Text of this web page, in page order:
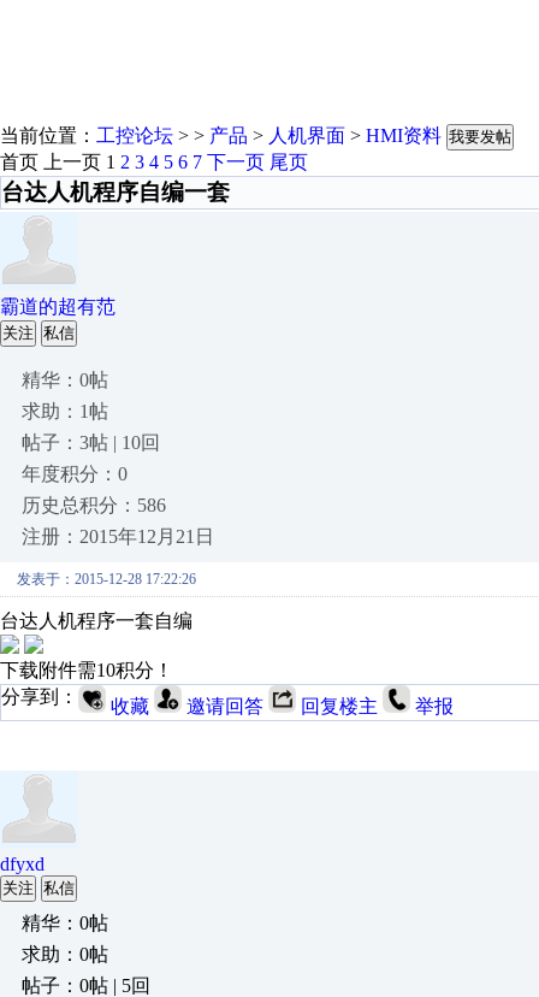
当前位置： 工控论坛 > > 产品 > 人机界面 > HMI资料 我要发帖
首页 上一页 1 2 3 4 5 6 7 下一页 尾页
台达人机程序自编一套
霸道的超有范
关注 私信
精华：0帖
求助：1帖
帖子：3帖 | 10回
年度积分：0
历史总积分：586
注册：2015年12月21日
发表于：2015-12-28 17:22:26
台达人机程序一套自编
下载附件需10积分！
分享到：
收藏 邀请回答 回复楼主 举报
dfyxd
关注 私信
精华：0帖
求助：0帖
帖子：0帖 | 5回